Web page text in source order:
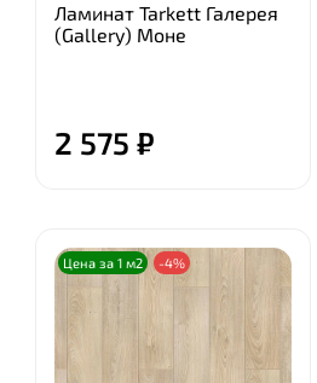
Ламинат Tarkett Галерея
(Gallery) Моне
2 575 ₽
Цена за 1 м2 -4%